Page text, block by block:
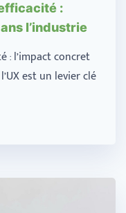
:
l’industrie
: l’impact concret
est un levier clé